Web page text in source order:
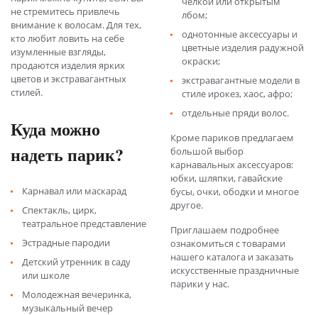
не стремитесь привлечь
внимание к волосам. Для тех,
кто любит ловить на себе
изумленные взгляды,
продаются изделия ярких
цветов и экстравагантных
стилей.
Куда можно
надеть парик?
Карнавал или маскарад
Спектакль, цирк,
театральное представление
Эстрадные пародии
Детский утренник в саду
или школе
Молодежная вечеринка,
музыкальный вечер
лбом;
однотонные аксессуары и
цветные изделия радужной
окраски;
экстравагантные модели в
стиле ирокез, хаос, афро;
отдельные пряди волос.
Кроме париков предлагаем
большой выбор
карнавальных аксессуаров:
юбки, шляпки, гавайские
бусы, очки, ободки и многое
другое.
Приглашаем подробнее
ознакомиться с товарами
нашего каталога и заказать
искусственные праздничные
парики у нас.